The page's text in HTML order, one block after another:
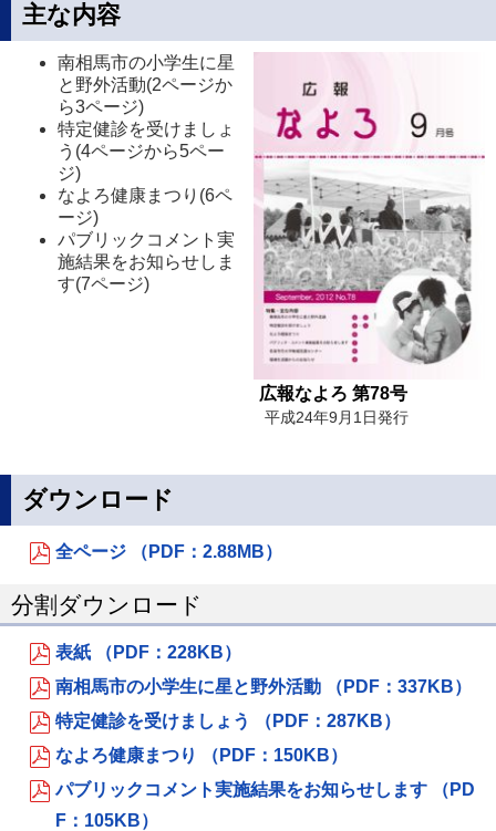
主な内容
広報なよろ 第78号
平成24年9月1日発行
南相馬市の小学生に星
と野外活動(2ページか
ら3ページ)
特定健診を受けましょ
う(4ページから5ペー
ジ)
なよろ健康まつり(6ペ
ージ)
パブリックコメント実
施結果をお知らせしま
す(7ページ)
ダウンロード
全ページ （PDF：2.88MB）
分割ダウンロード
表紙 （PDF：228KB）
南相馬市の小学生に星と野外活動 （PDF：337KB）
特定健診を受けましょう （PDF：287KB）
なよろ健康まつり （PDF：150KB）
パブリックコメント実施結果をお知らせします （PD
F：105KB）